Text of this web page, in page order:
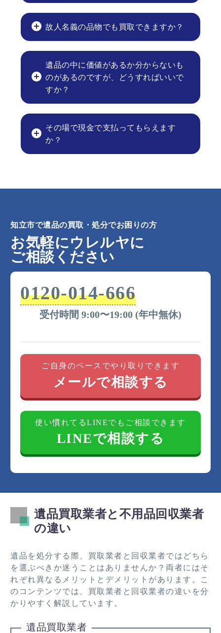
故人名義の品物でも買取できますか？
遺品の中に価値があるか分からないも
のがあるのですが、どうすればいいで
すか？
その場で現金で支払ってもらえます
か？
知立市で遺品の買取・処分でお困りの方
お気軽にウレルヤに
ご相談ください
0120-014-666
受付時間 9:00〜19:00 (年中無休)
ご自身のペースでやり取りできます
メールで相談する
使い慣れてるLINEでもご相談できます
LINEで相談する
遺品買取業者と不用品回収業者
の違い
遺品を処分する際、買取業者と回収業者ではどちら
を選ぶべきか迷うことはありませんか？両者にはそ
れぞれ異なるメリットとデメリットがあります。こ
のコンテンツでは、買取業者と回収業者の違いを分
かりやすく解説しています。
遺品買取業者